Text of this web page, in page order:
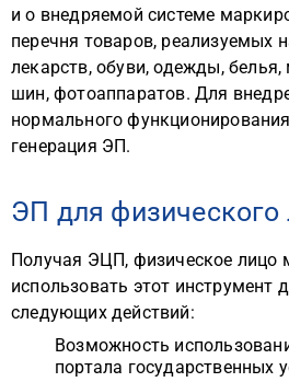
и о внедряемой системе
перечня товаров, реализуемых
лекарств, обуви, одежды,
шин, фотоаппаратов. Для
нормального
генерация ЭП.
ЭП для физического
Получая ЭЦП, физическое лицо
использовать этот инструмент
следующих действий:
Возможность
портала государственных